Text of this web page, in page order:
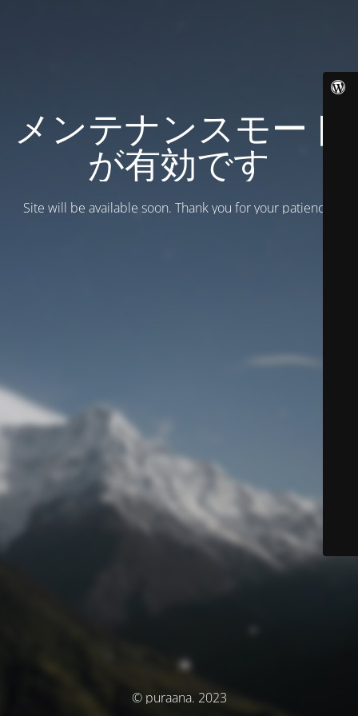
メンテナンスモード
が有効です
Site will be available soon. Thank you for your patience!
© puraana. 2023